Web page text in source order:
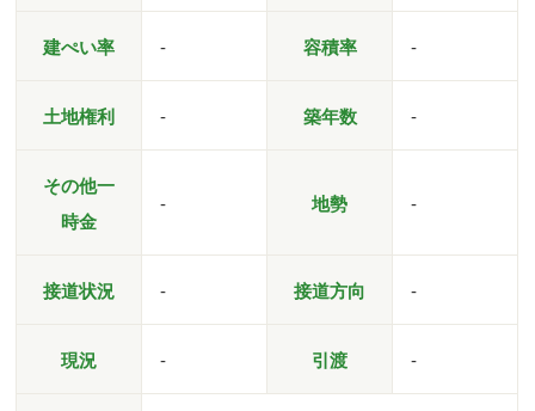
建ぺい率 - 容積率 -
土地権利 - 築年数 -
その他一
時金
- 地勢 -
接道状況 - 接道方向 -
現況 - 引渡 -